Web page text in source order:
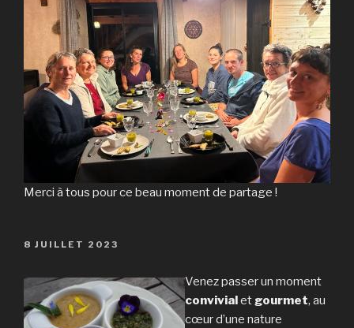
Merci à tous pour ce beau moment de partage !
PUBLIÉ
8 JUILLET 2023
Venez passer un moment
convivialetgourmet, au
cœur d’une nature